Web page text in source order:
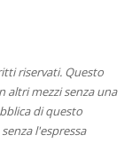
riservati. Questo
mezzi senza una
di questo
l'espressa